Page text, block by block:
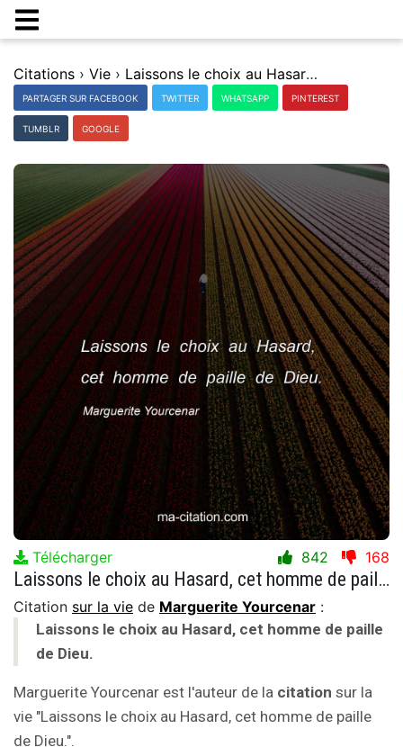
Citations › Vie › Laissons le choix au Hasard, cet homme de paille de Dieu.
PARTAGER SUR FACEBOOK TWITTER WHATSAPP PINTEREST
TUMBLR GOOGLE
Télécharger 842 168
Laissons le choix au Hasard, cet homme de paille de Dieu.
Citation sur la vie de Marguerite Yourcenar :
Laissons le choix au Hasard, cet homme de paille
de Dieu.
Marguerite Yourcenar est l'auteur de la citation sur la
vie "Laissons le choix au Hasard, cet homme de paille
de Dieu.".